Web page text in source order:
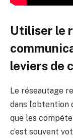
Utiliser le
leviers de
Le réseautage
dans l’obtention
que les
c’est souvent